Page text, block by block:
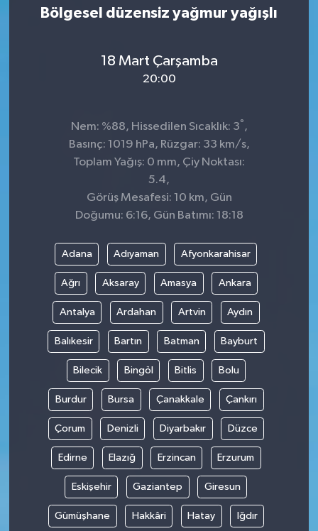
Bölgesel düzensiz yağmur yağışlı
18 Mart Çarşamba
20:00
Nem: %88, Hissedilen Sıcaklık: 3° ,
Basınç: 1019 hPa, Rüzgar: 33 km/s,
Toplam Yağış: 0 mm, Çiy Noktası:
5.4,
Görüş Mesafesi: 10 km, Gün
Doğumu: 6:16, Gün Batımı: 18:18
Adana Adıyaman Afyonkarahisar
Ağrı Aksaray Amasya Ankara
Antalya Ardahan Artvin Aydın
Balıkesir Bartın Batman Bayburt
Bilecik Bingöl Bitlis Bolu
Burdur Bursa Çanakkale Çankırı
Çorum Denizli Diyarbakır Düzce
Edirne Elazığ Erzincan Erzurum
Eskişehir Gaziantep Giresun
Gümüşhane Hakkâri Hatay Iğdır